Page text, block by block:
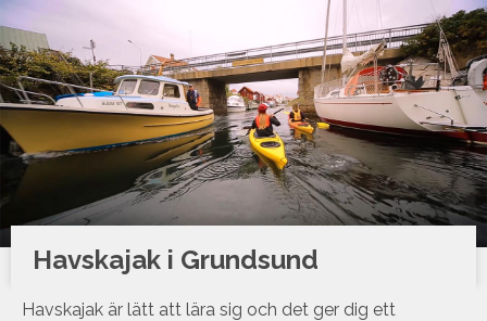
Havskajak i Grundsund
Havskajak är lätt att lära sig och det ger dig ett